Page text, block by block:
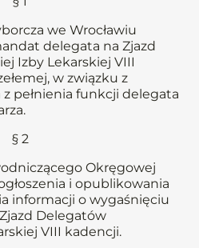
we Wrocławiu
delegata na Zjazd
Izby Lekarskiej VIII
w związku z
pełnienia funkcji delegata
§ 2
Okręgowej
i opublikowania
informacji o wygaśnięciu
Delegatów
VIII kadencji.